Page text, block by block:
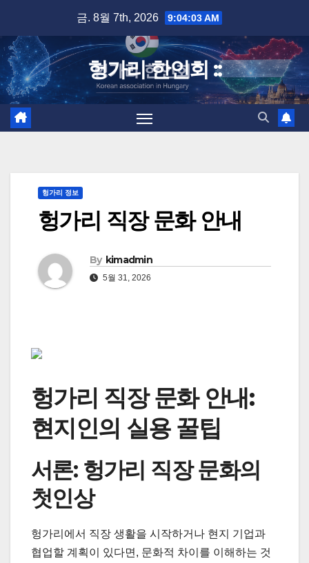
content
금. 8월 7th, 2026 9:04:04 AM
헝가리 한인회 ::
헝가리 정보
헝가리 직장 문화 안내
By kimadmin
5월 31, 2026
헝가리 직장 문화 안내:
현지인의 실용 꿀팁
서론: 헝가리 직장 문화의
첫인상
헝가리에서 직장 생활을 시작하거나 현지 기업과
협업할 계획이 있다면, 문화적 차이를 이해하는 것